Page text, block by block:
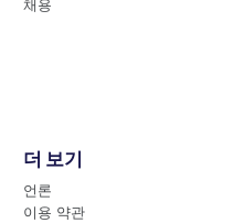
채용
더 보기
언론
이용 약관